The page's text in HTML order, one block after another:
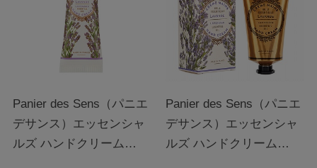
Panier des Sens（パニエ
デサンス）エッセンシャ
ルズ ハンドクリーム
Panier des Sens（パニエ
デサンス）エッセンシャ
ルズ ハンドクリーム